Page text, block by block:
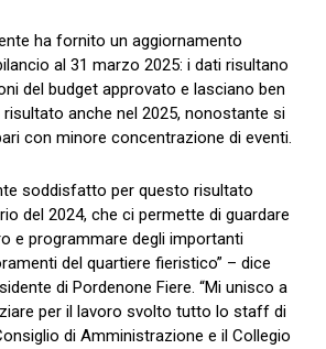
ha fornito un aggiornamento
al 31 marzo 2025: i dati risultano
del budget approvato e lasciano ben
anche nel 2025, nonostante si
con minore concentrazione di eventi.
soddisfatto per questo risultato
del 2024, che ci permette di guardare
e programmare degli importanti
del quartiere fieristico” – dice
di Pordenone Fiere. “Mi unisco a
per il lavoro svolto tutto lo staff di
di Amministrazione e il Collegio